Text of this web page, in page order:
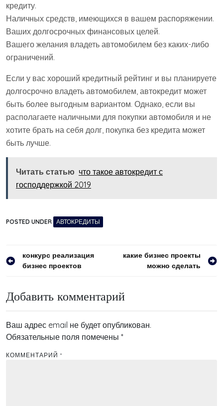
кредиту.
Наличных средств, имеющихся в вашем распоряжении.
Ваших долгосрочных финансовых целей.
Вашего желания владеть автомобилем без каких-либо
ограничений.
Если у вас хороший кредитный рейтинг и вы планируете
долгосрочно владеть автомобилем, автокредит может
быть более выгодным вариантом. Однако, если вы
располагаете наличными для покупки автомобиля и не
хотите брать на себя долг, покупка без кредита может
быть лучше.
Читать статью что такое автокредит с
господдержкой 2019
POSTED UNDER АВТОКРЕДИТЫ
Навигация
конкурс реализация
бизнес проектов
какие бизнес проекты
можно сделать
Добавить комментарий
Ваш адрес email не будет опубликован.
Обязательные поля помечены *
КОММЕНТАРИЙ *